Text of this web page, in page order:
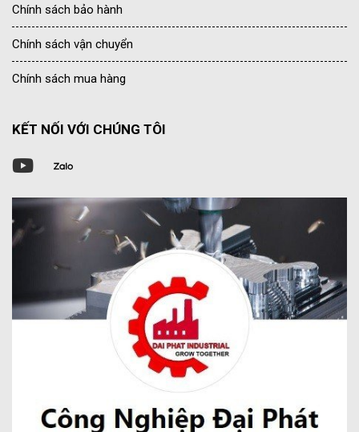
Chính sách bảo hành
Chính sách vận chuyển
Chính sách mua hàng
KẾT NỐI VỚI CHÚNG TÔI